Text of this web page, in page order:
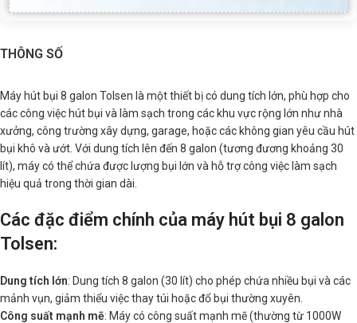
THÔNG SỐ
Máy hút bụi 8 galon Tolsen là một thiết bị có dung tích lớn, phù hợp cho
các công việc hút bụi và làm sạch trong các khu vực rộng lớn như nhà
xưởng, công trường xây dựng, garage, hoặc các không gian yêu cầu hút
bụi khô và ướt. Với dung tích lên đến 8 galon (tương đương khoảng 30
lít), máy có thể chứa được lượng bụi lớn và hỗ trợ công việc làm sạch
hiệu quả trong thời gian dài.
Các đặc điểm chính của máy hút bụi 8 galon
Tolsen:
Dung tích lớn: Dung tích 8 galon (30 lít) cho phép chứa nhiều bụi và các
mảnh vụn, giảm thiểu việc thay túi hoặc đổ bụi thường xuyên.
Công suất mạnh mẽ: Máy có công suất mạnh mẽ (thường từ 1000W